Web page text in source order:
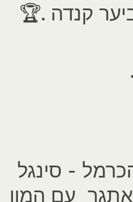
קנדה .🏆
- סינגל
עם המון